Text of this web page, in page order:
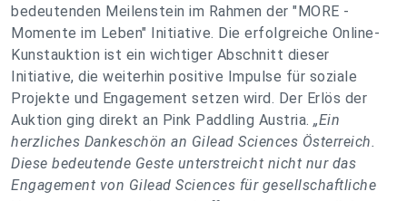
bedeutenden Meilenstein im Rahmen der "MORE -
Momente im Leben" Initiative. Die erfolgreiche Online-
Kunstauktion ist ein wichtiger Abschnitt dieser
Initiative, die weiterhin positive Impulse für soziale
Projekte und Engagement setzen wird. Der Erlös der
Auktion ging direkt an Pink Paddling Austria. „Ein
herzliches Dankeschön an Gilead Sciences Österreich.
Diese bedeutende Geste unterstreicht nicht nur das
Engagement von Gilead Sciences für gesellschaftliche